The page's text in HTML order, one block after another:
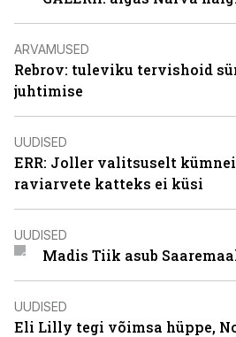
ARVAMUSED
Rebrov: tuleviku tervishoid
juhtimise
UUDISED
ERR: Joller valitsuselt
raviarvete katteks ei küsi
UUDISED
Madis Tiik asub
UUDISED
Eli Lilly tegi võimsa hüppe,